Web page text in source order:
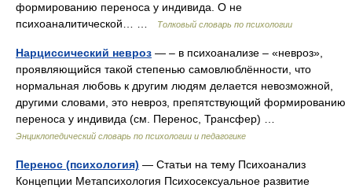
формированию переноса у индивида. О не
психоаналитической… …
Толковый словарь по психологии
Нарциссический невроз — – в психоанализе – «невроз»,
проявляющийся такой степенью самовлюблённости, что
нормальная любовь к другим людям делается невозможной,
другими словами, это невроз, препятствующий формированию
переноса у индивида (см. Перенос, Трансфер) …
Энциклопедический словарь по психологии и педагогике
Перенос (психология) — Статьи на тему Психоанализ
Концепции Метапсихология Психосексуальное развитие